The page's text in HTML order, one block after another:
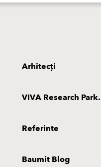
Arhitecți
VIVA Research Park.
Referinte
Baumit Blog